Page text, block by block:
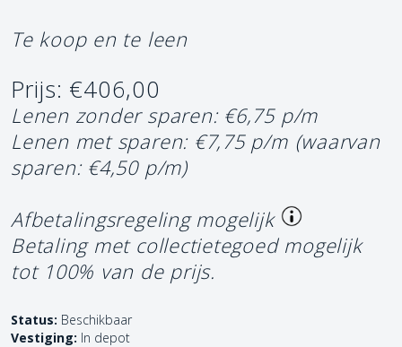
Te koop en te leen
Prijs: €406,00
Lenen zonder sparen: €6,75 p/m
Lenen met sparen: €7,75 p/m (waarvan
sparen: €4,50 p/m)
Afbetalingsregeling mogelijk
Betaling met collectietegoed mogelijk
tot 100% van de prijs.
Status: Beschikbaar
Vestiging: In depot